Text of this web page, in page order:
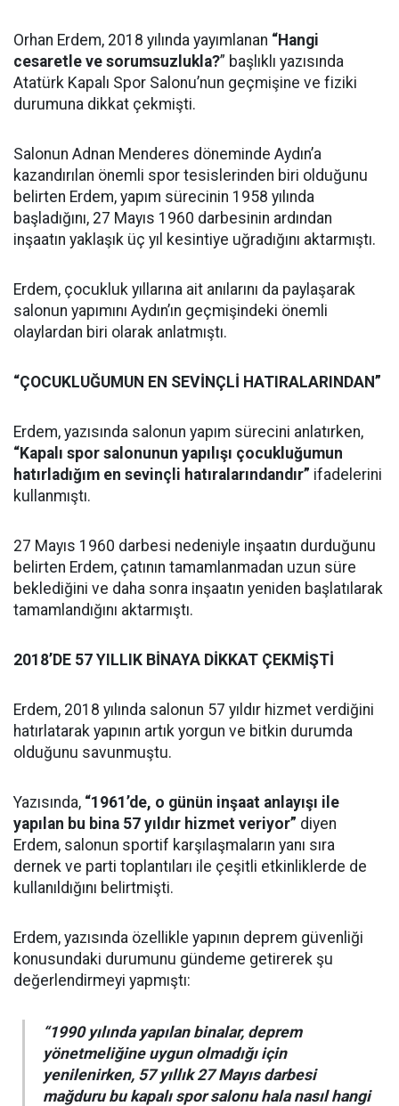
Orhan Erdem, 2018 yılında yayımlanan “Hangi
cesaretle ve sorumsuzlukla?” başlıklı yazısında
Atatürk Kapalı Spor Salonu’nun geçmişine ve fiziki
durumuna dikkat çekmişti.
Salonun Adnan Menderes döneminde Aydın’a
kazandırılan önemli spor tesislerinden biri olduğunu
belirten Erdem, yapım sürecinin 1958 yılında
başladığını, 27 Mayıs 1960 darbesinin ardından
inşaatın yaklaşık üç yıl kesintiye uğradığını aktarmıştı.
Erdem, çocukluk yıllarına ait anılarını da paylaşarak
salonun yapımını Aydın’ın geçmişindeki önemli
olaylardan biri olarak anlatmıştı.
“ÇOCUKLUĞUMUN EN SEVİNÇLİ HATIRALARINDAN”
Erdem, yazısında salonun yapım sürecini anlatırken,
“Kapalı spor salonunun yapılışı çocukluğumun
hatırladığım en sevinçli hatıralarındandır” ifadelerini
kullanmıştı.
27 Mayıs 1960 darbesi nedeniyle inşaatın durduğunu
belirten Erdem, çatının tamamlanmadan uzun süre
beklediğini ve daha sonra inşaatın yeniden başlatılarak
tamamlandığını aktarmıştı.
2018’DE 57 YILLIK BİNAYA DİKKAT ÇEKMİŞTİ
Erdem, 2018 yılında salonun 57 yıldır hizmet verdiğini
hatırlatarak yapının artık yorgun ve bitkin durumda
olduğunu savunmuştu.
Yazısında, “1961’de, o günün inşaat anlayışı ile
yapılan bu bina 57 yıldır hizmet veriyor” diyen
Erdem, salonun sportif karşılaşmaların yanı sıra
dernek ve parti toplantıları ile çeşitli etkinliklerde de
kullanıldığını belirtmişti.
Erdem, yazısında özellikle yapının deprem güvenliği
konusundaki durumunu gündeme getirerek şu
değerlendirmeyi yapmıştı:
“1990 yılında yapılan binalar, deprem
yönetmeliğine uygun olmadığı için
yenilenirken, 57 yıllık 27 Mayıs darbesi
mağduru bu kapalı spor salonu hala nasıl hangi